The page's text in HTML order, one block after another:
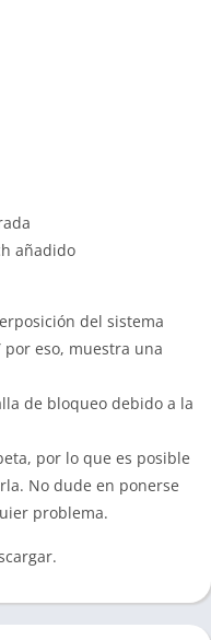
añadido
del sistema
por eso, muestra una
de bloqueo debido a la
por lo que es posible
No dude en ponerse
problema.